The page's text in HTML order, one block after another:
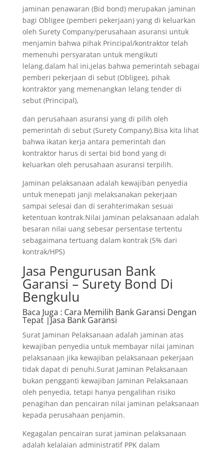
jaminan penawaran (Bid bond) merupakan jaminan
bagi Obligee (pemberi pekerjaan) yang di keluarkan
oleh Surety Company/perusahaan asuransi untuk
menjamin bahwa pihak Principal/kontraktor telah
memenuhi persyaratan untuk mengikuti
lelang.dalam hal ini,jelas bahwa pemerintah sebagai
pemberi pekerjaan di sebut (Obligee), pihak
kontraktor yang memenangkan lelang tender di
sebut (Principal),
dan perusahaan asuransi yang di pilih oleh
pemerintah di sebut (Surety Company).Bisa kita lihat
bahwa ikatan kerja antara pemerintah dan
kontraktor harus di sertai bid bond yang di
keluarkan oleh perusahaan asuransi terpilih.
Jaminan pelaksanaan adalah kewajiban penyedia
untuk menepati janji melaksanakan pekerjaan
sampai selesai dan di serahterimakan sesuai
ketentuan kontrak.Nilai jaminan pelaksanaan adalah
besaran nilai uang sebesar persentase tertentu
sebagaimana tertuang dalam kontrak (5% dari
kontrak/HPS)
Jasa Pengurusan Bank
Garansi – Surety Bond Di
Bengkulu
Baca Juga : Cara Memilih Bank Garansi Dengan
Tepat |Jasa Bank Garansi
Surat Jaminan Pelaksanaan adalah jaminan atas
kewajiban penyedia untuk membayar nilai jaminan
pelaksanaan jika kewajiban pelaksanaan pekerjaan
tidak dapat di penuhi.Surat Jaminan Pelaksanaan
bukan pengganti kewajiban Jaminan Pelaksanaan
oleh penyedia, tetapi hanya pengalihan risiko
penagihan dan pencairan nilai jaminan pelaksanaan
kepada perusahaan penjamin.
Kegagalan pencairan surat jaminan pelaksanaan
adalah kelalaian administratif PPK dalam